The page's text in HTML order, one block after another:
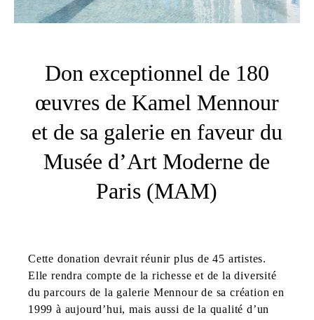
Don exceptionnel de 180
œuvres de Kamel Mennour
et de sa galerie en faveur du
Musée d’Art Moderne de
Paris (MAM)
Cette donation devrait réunir plus de 45 artistes.
Elle rendra compte de la richesse et de la diversité
du parcours de la galerie Mennour de sa création en
1999 à aujourd’hui, mais aussi de la qualité d’un